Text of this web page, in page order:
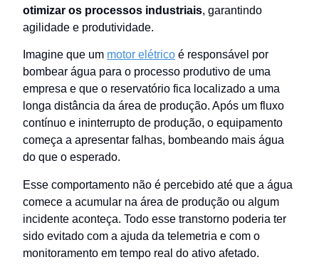
otimizar os processos industriais, garantindo
agilidade e produtividade.
Imagine que um motor elétrico é responsável por
bombear água para o processo produtivo de uma
empresa e que o reservatório fica localizado a uma
longa distância da área de produção. Após um fluxo
contínuo e ininterrupto de produção, o equipamento
começa a apresentar falhas, bombeando mais água
do que o esperado.
Esse comportamento não é percebido até que a água
comece a acumular na área de produção ou algum
incidente aconteça. Todo esse transtorno poderia ter
sido evitado com a ajuda da telemetria e com o
monitoramento em tempo real do ativo afetado.